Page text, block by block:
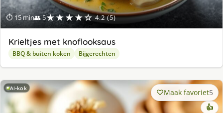
⏱ 15 min👥 5★★★★☆ 4.2 (5)
Krieltjes met knoflooksaus
BBQ & buiten koken Bijgerechten
AI-kok Maak favoriet5
👍